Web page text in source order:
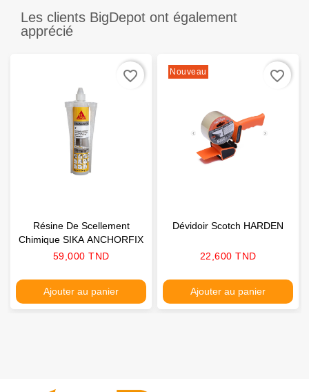
Les clients BigDepot ont également
apprécié
Résine De Scellement
Chimique SIKA ANCHORFIX
Prix
59,000 TND
Ajouter au panier
favorite_border Nouveau
Dévidoir Scotch HARDEN
Prix
22,600 TND
Ajouter au panier
favorite_border